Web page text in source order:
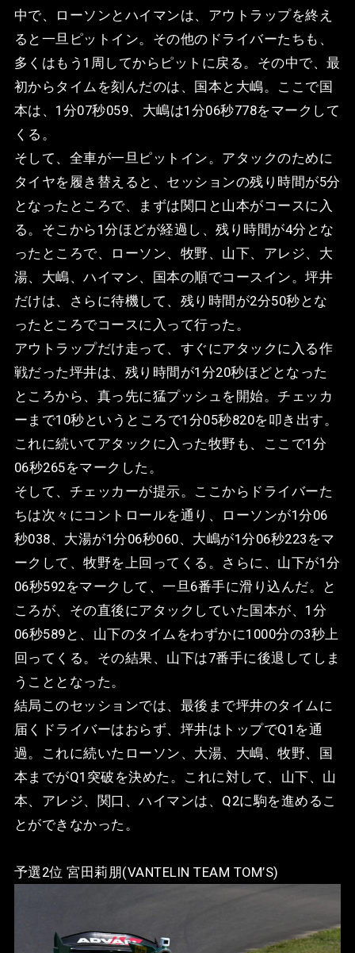
中で、ローソンとハイマンは、アウトラップを終え
ると一旦ピットイン。その他のドライバーたちも、
多くはもう1周してからピットに戻る。その中で、最
初からタイムを刻んだのは、国本と大嶋。ここで国
本は、1分07秒059、大嶋は1分06秒778をマークして
くる。
そして、全車が一旦ピットイン。アタックのために
タイヤを履き替えると、セッションの残り時間が5分
となったところで、まずは関口と山本がコースに入
る。そこから1分ほどが経過し、残り時間が4分とな
ったところで、ローソン、牧野、山下、アレジ、大
湯、大嶋、ハイマン、国本の順でコースイン。坪井
だけは、さらに待機して、残り時間が2分50秒とな
ったところでコースに入って行った。
アウトラップだけ走って、すぐにアタックに入る作
戦だった坪井は、残り時間が1分20秒ほどとなった
ところから、真っ先に猛プッシュを開始。チェッカ
ーまで10秒というところで1分05秒820を叩き出す。
これに続いてアタックに入った牧野も、ここで1分
06秒265をマークした。
そして、チェッカーが提示。ここからドライバーた
ちは次々にコントロールを通り、ローソンが1分06
秒038、大湯が1分06秒060、大嶋が1分06秒223をマ
ークして、牧野を上回ってくる。さらに、山下が1分
06秒592をマークして、一旦6番手に滑り込んだ。と
ころが、その直後にアタックしていた国本が、1分
06秒589と、山下のタイムをわずかに1000分の3秒上
回ってくる。その結果、山下は7番手に後退してしま
うこととなった。
結局このセッションでは、最後まで坪井のタイムに
届くドライバーはおらず、坪井はトップでQ1を通
過。これに続いたローソン、大湯、大嶋、牧野、国
本までがQ1突破を決めた。これに対して、山下、山
本、アレジ、関口、ハイマンは、Q2に駒を進めるこ
とができなかった。
予選2位 宮田莉朋(VANTELIN TEAM TOM’S)